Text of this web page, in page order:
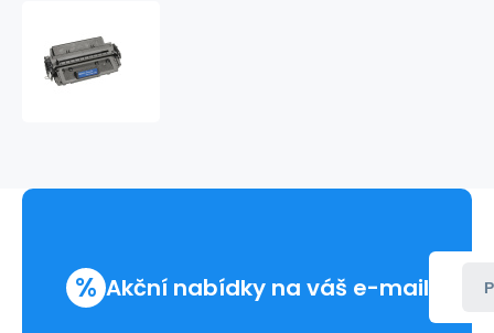
KA
% Akční nabídky na váš e-mail